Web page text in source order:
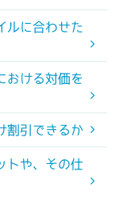
ルに合わせた
おける対価を
割引できるか
トや、その仕